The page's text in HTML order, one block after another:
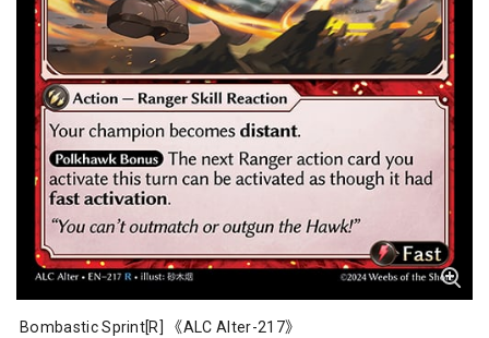
Bombastic Sprint[R] 《ALC Alter-217》